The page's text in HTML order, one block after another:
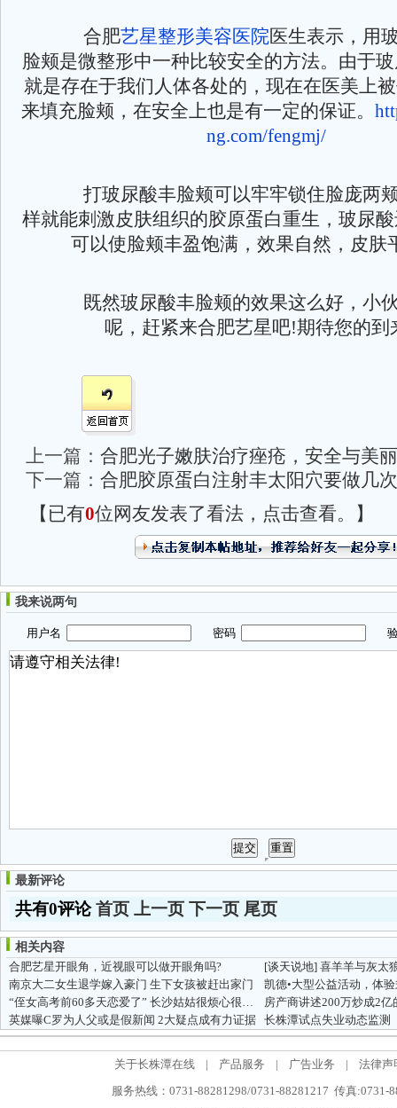
合肥艺星整形美容医院医生表示，用
脸颊是微整形中一种比较安全的方法。由于
就是存在于我们人体各处的，现在在医美上
来填充脸颊，在安全上也是有一定的保证。
ng.com/fengmj/
打玻尿酸丰脸颊可以牢牢锁住脸庞两
样就能刺激皮肤组织的胶原蛋白重生，玻尿
可以使脸颊丰盈饱满，效果自然，皮肤
既然玻尿酸丰脸颊的效果这么好，小
呢，赶紧来合肥艺星吧!期待您的到
上一篇： 合肥光子嫩肤治疗痤疮，安全与美
下一篇： 合肥胶原蛋白注射丰太阳穴要做几次
【已有0位网友发表了看法，点击查看。】
我来说两句
用户名 密码 验
最新评论
共有0评论首页 上一页 下一页 尾页
相关内容
合肥艺星开眼角，近视眼可以做开眼角吗?
[谈天说地]喜羊羊与灰太
南京大二女生退学嫁入豪门 生下女孩被赶出家门
凯德•大型公益活动，体
“侄女高考前60多天恋爱了” 长沙姑姑很烦心很无助
房产商讲述200万炒成2亿
英媒曝C罗为人父或是假新闻 2大疑点成有力证据
长株潭试点失业动态监测
关于长株潭在线 | 产品服务 | 广告业务 |
法律声
服务热线：0731-88281298/0731-88281217 传真:0731-